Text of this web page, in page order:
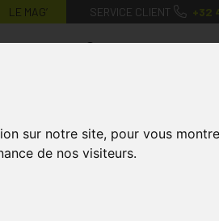
sur notre site, pour vous
de nos visiteurs.
LE MAG’ SERVICE CLIENT +32
Bandagisterie Vétérinaire
Ventes
Privées